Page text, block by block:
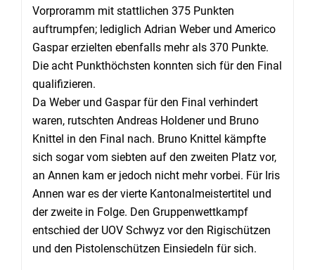
Vorproramm mit stattlichen 375 Punkten
auftrumpfen; lediglich Adrian Weber und Americo
Gaspar erzielten ebenfalls mehr als 370 Punkte.
Die acht Punkthöchsten konnten sich für den Final
qualifizieren.
Da Weber und Gaspar für den Final verhindert
waren, rutschten Andreas Holdener und Bruno
Knittel in den Final nach. Bruno Knittel kämpfte
sich sogar vom siebten auf den zweiten Platz vor,
an Annen kam er jedoch nicht mehr vorbei. Für Iris
Annen war es der vierte Kantonalmeistertitel und
der zweite in Folge. Den Gruppenwettkampf
entschied der UOV Schwyz vor den Rigischützen
und den Pistolenschützen Einsiedeln für sich.